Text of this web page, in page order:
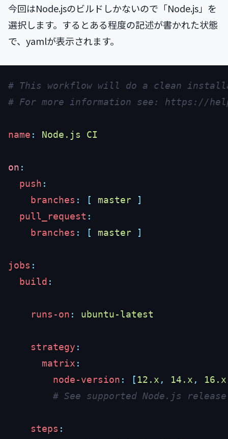
今回はNode.jsのビルドしかないので「Node.js」を
選択します。するとある程度の記述が書かれた状態
で、yamlが表示されます。
name :
on
  push
    branches
: [ master
  pull_request
    branches
: [ master
jobs
  build
    runs-on
:
    strategy
      matrix
        node-version
: [ 12.x , 14.x , 16.x
    steps